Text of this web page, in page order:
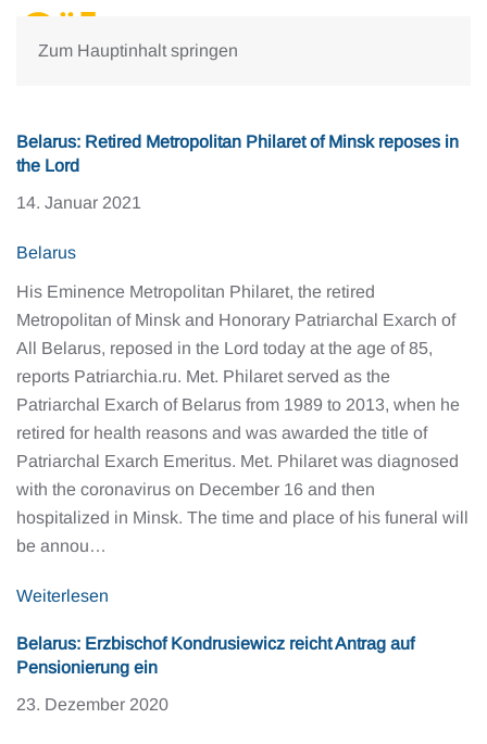
Zum Hauptinhalt springen
Belarus: Retired Metropolitan Philaret of Minsk reposes in
the Lord
14. Januar 2021
Belarus
His Eminence Metropolitan Philaret, the retired
Metropolitan of Minsk and Honorary Patriarchal Exarch of
All Belarus, reposed in the Lord today at the age of 85,
reports Patriarchia.ru. Met. Philaret served as the
Patriarchal Exarch of Belarus from 1989 to 2013, when he
retired for health reasons and was awarded the title of
Patriarchal Exarch Emeritus. Met. Philaret was diagnosed
with the coronavirus on December 16 and then
hospitalized in Minsk. The time and place of his funeral will
be annou…
Weiterlesen
Belarus: Erzbischof Kondrusiewicz reicht Antrag auf
Pensionierung ein
23. Dezember 2020